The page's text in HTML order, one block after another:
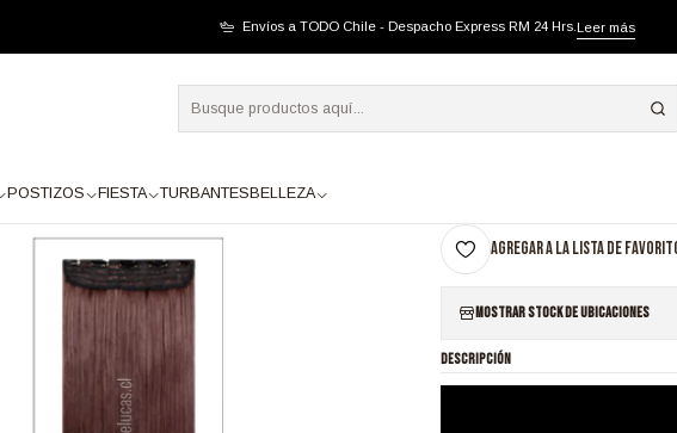
POSTIZOS FIESTA TURBANTES BELLEZA
Envíos a TODO Chile - Despacho Express RM 24 Hrs. Leer más
SB1655 CORTINA LISA CASTAÑO ROJIZO
SB1655 CORTINA
Agregar a la lista de
Mostrar stock de ubicaciones
DESCRIPCIÓN